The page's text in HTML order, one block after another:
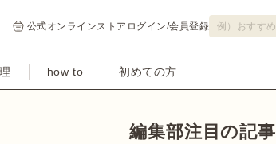
公式オンラインストア ログイン/会員登録
how to 初めての方
編集部注目の記事